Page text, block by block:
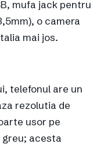
mufa jack pentru
o camera
mai jos.
telefonul are un
rezolutia de
usor pe
acesta